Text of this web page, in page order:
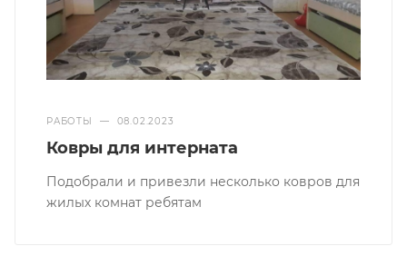
РАБОТЫ — 08.02.2023
Ковры для интерната
Подобрали и привезли несколько ковров для
жилых комнат ребятам